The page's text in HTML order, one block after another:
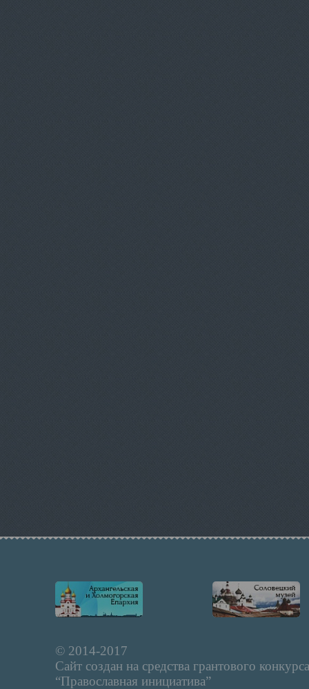
© 2014-2017
Сайт создан на средства грантового конкурса
“Православная инициатива”